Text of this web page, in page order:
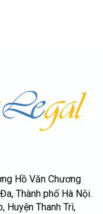
Hồ Văn Chương
Thành phố Hà Nội.
Huyện Thanh Trì,